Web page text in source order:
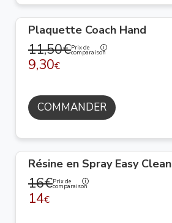
Plaquette Coach Hand
11,50€Prix de
comparaison
9,30€
COMMANDER
Résine en Spray Easy Clean
16€Prix de
comparaison
14€